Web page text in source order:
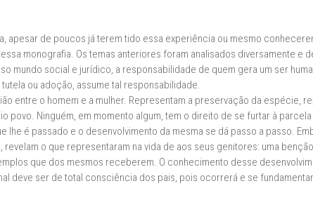
apesar de poucos já terem tido essa experiência ou mesmo
monografia. Os temas anteriores foram analisados diversamente e
mundo social e jurídico, a responsabilidade de quem gera um ser
ou adoção, assume tal responsabilidade.
entre o homem e a mulher. Representam a preservação da espécie,
povo. Ninguém, em momento algum, tem o direito de se furtar à
é passado e o desenvolvimento da mesma se dá passo a passo.
o que representaram na vida de aos seus genitores: uma
que dos mesmos receberem. O conhecimento desse
deve ser de total consciência dos pais, pois ocorrerá e se